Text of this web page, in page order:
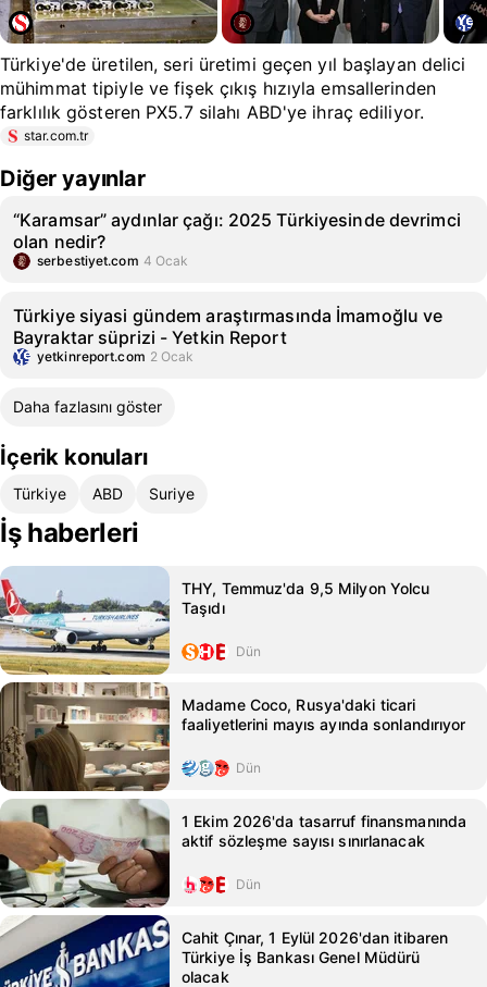
Türkiye'de üretilen, seri üretimi geçen yıl başlayan delici
mühimmat tipiyle ve fişek çıkış hızıyla emsallerinden
farklılık gösteren PX5.7 silahı ABD'ye ihraç ediliyor.
star.com.tr
Diğer yayınlar
“Karamsar” aydınlar çağı: 2025 Türkiyesinde devrimci
olan nedir?
serbestiyet.com 4 Ocak
Türkiye siyasi gündem araştırmasında İmamoğlu ve
Bayraktar süprizi - Yetkin Report
yetkinreport.com 2 Ocak
Daha fazlasını göster
İçerik konuları
Türkiye ABD Suriye
İş haberleri
THY, Temmuz'da 9,5 Milyon Yolcu
Taşıdı
Dün
Madame Coco, Rusya'daki ticari
faaliyetlerini mayıs ayında sonlandırıyor
Dün
1 Ekim 2026'da tasarruf finansmanında
aktif sözleşme sayısı sınırlanacak
Dün
Cahit Çınar, 1 Eylül 2026'dan itibaren
Türkiye İş Bankası Genel Müdürü
olacak